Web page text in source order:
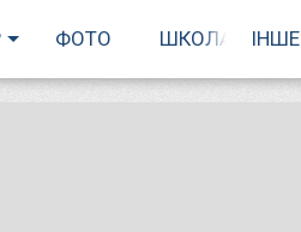
ФОТО ШКОЛА БІГУ
ІНШЕ